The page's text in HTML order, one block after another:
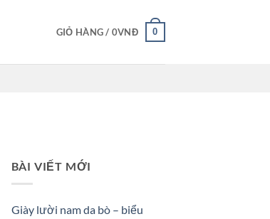
GIỎ HÀNG / 0VNĐ 0
BÀI VIẾT MỚI
Giày lười nam da bò – biểu